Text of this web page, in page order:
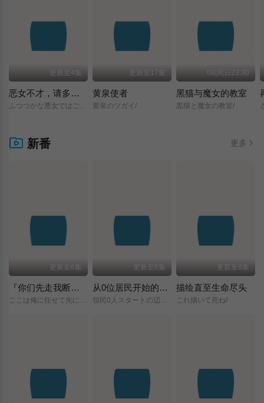
更新至4集
恶女不才，请多关照 ～雏宫蝶鼠换身传～
ふつつかな悪女ではございますが/～雛宮蝶鼠とりかえ伝～/
更新至17集
黄泉使者
黄泉のツガイ/
08|周日23:30
黑猫与魔女的教室
黒猫と魔女の教室/
新番 更多
更新至6集
『你们先走我断后』，于是10年后我成为了传说
更新至6集
从0位居民开始的边境领主大人
更新至6集
描绘直至生命尽头
これ描いて死ね/